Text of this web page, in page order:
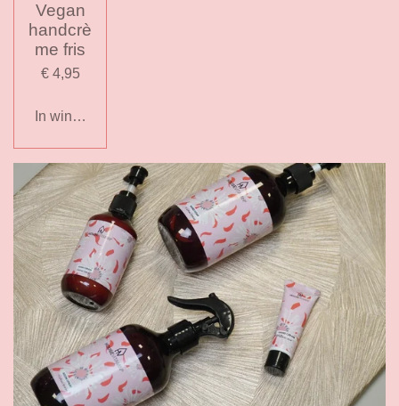
Vegan
handcrè
me fris
€ 4,95
In winkelwagen